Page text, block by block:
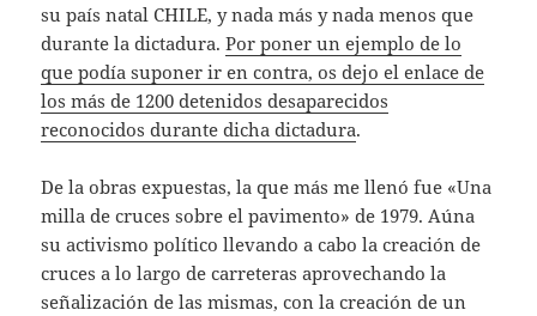
su país natal CHILE, y nada más y nada menos que
durante la dictadura.Por poner un ejemplo de lo
que podía suponer ir en contra, os dejo el enlace de
los más de 1200 detenidos desaparecidos
reconocidos durante dicha dictadura.
De la obras expuestas, la que más me llenó fue «Una
milla de cruces sobre el pavimento» de 1979. Aúna
su activismo político llevando a cabo la creación de
cruces a lo largo de carreteras aprovechando la
señalización de las mismas, con la creación de un